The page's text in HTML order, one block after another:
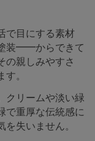
で目にする素材
装――からできて
の親しみやすさ
。
クリームや淡い緑
で重厚な伝統感に
失いません。